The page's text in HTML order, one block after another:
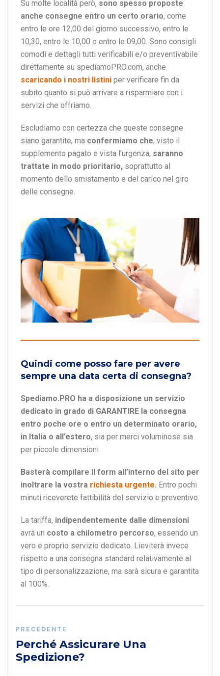
Su molte località però, sono spesso proposte
anche consegne entro un certo orario, come
entro le ore 12,00 del giorno successivo, entro le
10,30, entro le 10,00 o entro le 09,00. Sono consigli
comodi e dettagli tutti verificabili e/o preventivabile
direttamente su spediamoPRO.com, anche
scaricando i nostri listini per verificare fin da
subito quanto si può arrivare a risparmiare con i
servizi che offriamo.
Escludiamo con certezza che queste consegne
siano garantite, ma confermiamo che, visto il
supplemento pagato e vista l’urgenza, saranno
trattate in modo prioritario, soprattutto al
momento dello smistamento e del carico nel giro
delle consegne.
Quindi come posso fare per avere
sempre una data certa di consegna?
Spediamo.PRO ha a disposizione un servizio
dedicato in grado di GARANTIRE la consegna
entro poche ore o entro un determinato orario,
in Italia o all’estero, sia per merci voluminose sia
per piccole dimensioni.
Basterà compilare il form all’interno del sito per
inoltrare la vostra richiesta urgente. Entro pochi
minuti riceverete fattibilità del servizio e preventivo.
La tariffa, indipendentemente dalle dimensioni
avrà un costo a chilometro percorso, essendo un
vero e proprio servizio dedicato. Lieviterà invece
rispetto a una consegna standard relativamente al
tipo di personalizzazione, ma sarà sicura e garantita
al 100%.
PRECEDENTE
Perché Assicurare Una
Spedizione?